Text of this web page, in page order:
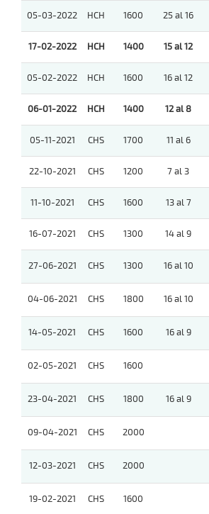
05-03-2022 HCH 1600 25 al 16
17-02-2022 HCH 1400 15 al 12
05-02-2022 HCH 1600 16 al 12
06-01-2022 HCH 1400 12 al 8
05-11-2021 CHS 1700 11 al 6
22-10-2021 CHS 1200 7 al 3
11-10-2021 CHS 1600 13 al 7
16-07-2021 CHS 1300 14 al 9
27-06-2021 CHS 1300 16 al 10
04-06-2021 CHS 1800 16 al 10
14-05-2021 CHS 1600 16 al 9
02-05-2021 CHS 1600
23-04-2021 CHS 1800 16 al 9
09-04-2021 CHS 2000
12-03-2021 CHS 2000
19-02-2021 CHS 1600